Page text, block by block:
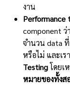
งาน
Performance
component ว่
จำนวน data
หรือไม่ และเร
Testingโดยเ
หมายของทั้งส